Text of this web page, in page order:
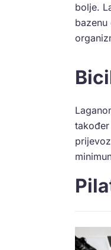
bolje.